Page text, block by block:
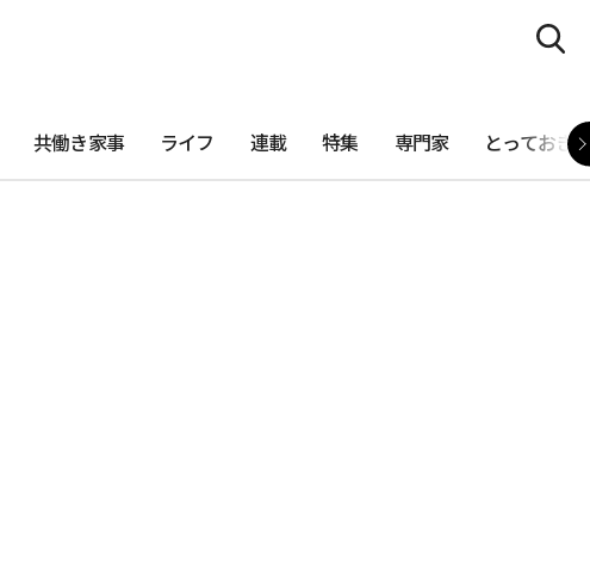
共働き家事 ライフ 連載 特集 専門家 とっておき